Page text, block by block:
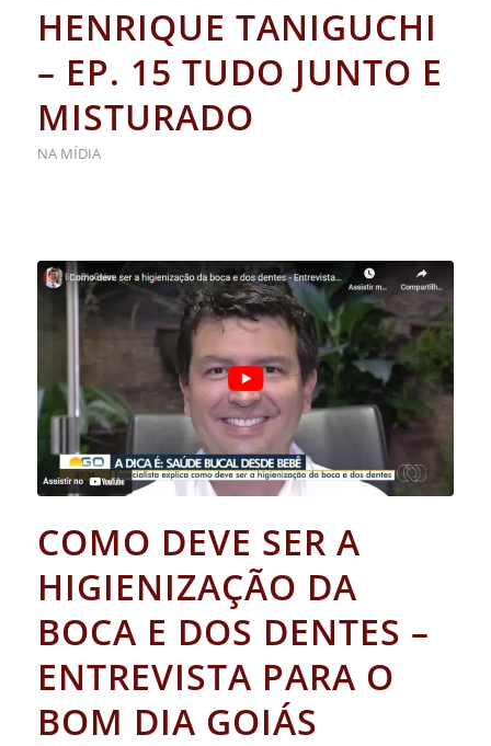
HENRIQUE TANIGUCHI
– EP. 15 TUDO JUNTO E
MISTURADO
NA MÍDIA
COMO DEVE SER A
HIGIENIZAÇÃO DA
BOCA E DOS DENTES –
ENTREVISTA PARA O
BOM DIA GOIÁS